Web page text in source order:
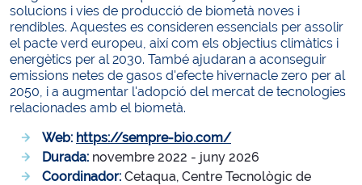
solucions i vies de producció de biometà noves i
rendibles. Aquestes es consideren essencials per assolir
el pacte verd europeu, així com els objectius climàtics i
energètics per al 2030. També ajudaran a aconseguir
emissions netes de gasos d'efecte hivernacle zero per al
2050, i a augmentar l'adopció del mercat de tecnologies
relacionades amb el biometà.
Web: https://sempre-bio.com/
Durada: novembre 2022 - juny 2026
Coordinador: Cetaqua, Centre Tecnològic de